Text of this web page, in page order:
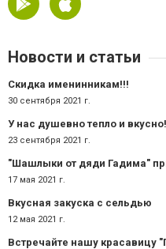
Новости и статьи
Скидка именинникам!!!
30 сентября 2021 г.
У нас душевно тепло и вкусно!
23 сентября 2021 г.
"Шашлыки от дяди Гадима"
17 мая 2021 г.
Вкусная закуска с сельдью
12 мая 2021 г.
Встречайте нашу красавицу